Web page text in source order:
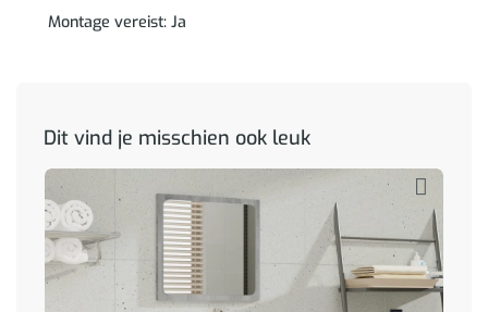
Montage vereist: Ja
Dit vind je misschien ook leuk